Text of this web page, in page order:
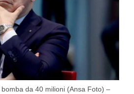
bomba da 40 milioni (Ansa Foto) –